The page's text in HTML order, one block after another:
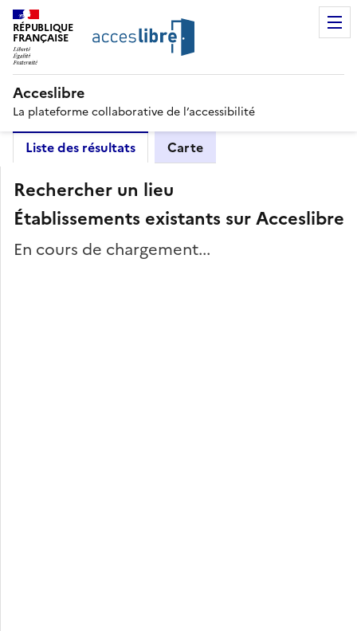
RÉPUBLIQUE
FRANÇAISE
Acceslibre
La plateforme collaborative de l’accessibilité
Liste des résultats Carte
Rechercher un lieu
Établissements existants sur Acceslibre
En cours de chargement...